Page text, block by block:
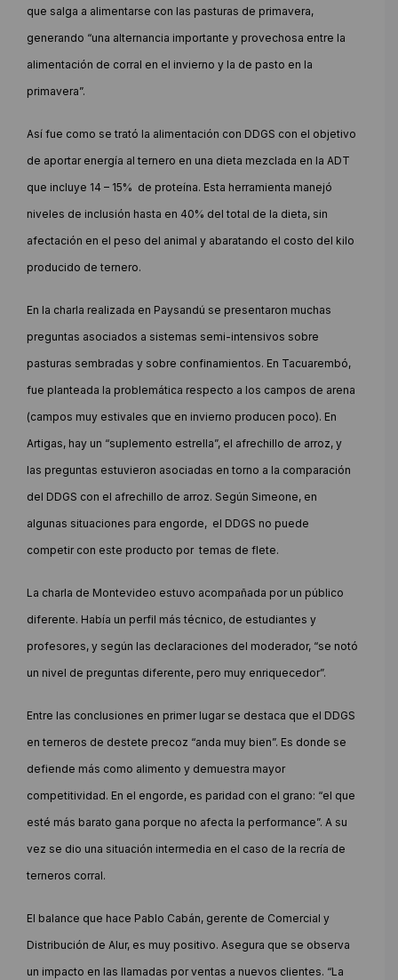
que salga a alimentarse con las pasturas de primavera,
generando “una alternancia importante y provechosa entre la
alimentación de corral en el invierno y la de pasto en la
primavera”.
Así fue como se trató la alimentación con DDGS con el objetivo
de aportar energía al ternero en una dieta mezclada en la ADT
que incluye 14 – 15% de proteína. Esta herramienta manejó
niveles de inclusión hasta en 40% del total de la dieta, sin
afectación en el peso del animal y abaratando el costo del kilo
producido de ternero.
En la charla realizada en Paysandú se presentaron muchas
preguntas asociados a sistemas semi-intensivos sobre
pasturas sembradas y sobre confinamientos. En Tacuarembó,
fue planteada la problemática respecto a los campos de arena
(campos muy estivales que en invierno producen poco). En
Artigas, hay un “suplemento estrella”, el afrechillo de arroz, y
las preguntas estuvieron asociadas en torno a la comparación
del DDGS con el afrechillo de arroz. Según Simeone, en
algunas situaciones para engorde, el DDGS no puede
competir con este producto por temas de flete.
La charla de Montevideo estuvo acompañada por un público
diferente. Había un perfil más técnico, de estudiantes y
profesores, y según las declaraciones del moderador, “se notó
un nivel de preguntas diferente, pero muy enriquecedor”.
Entre las conclusiones en primer lugar se destaca que el DDGS
en terneros de destete precoz “anda muy bien”. Es donde se
defiende más como alimento y demuestra mayor
competitividad. En el engorde, es paridad con el grano: “el que
esté más barato gana porque no afecta la performance”. A su
vez se dio una situación intermedia en el caso de la recría de
terneros corral.
El balance que hace Pablo Cabán, gerente de Comercial y
Distribución de Alur, es muy positivo. Asegura que se observa
un impacto en las llamadas por ventas a nuevos clientes. “La